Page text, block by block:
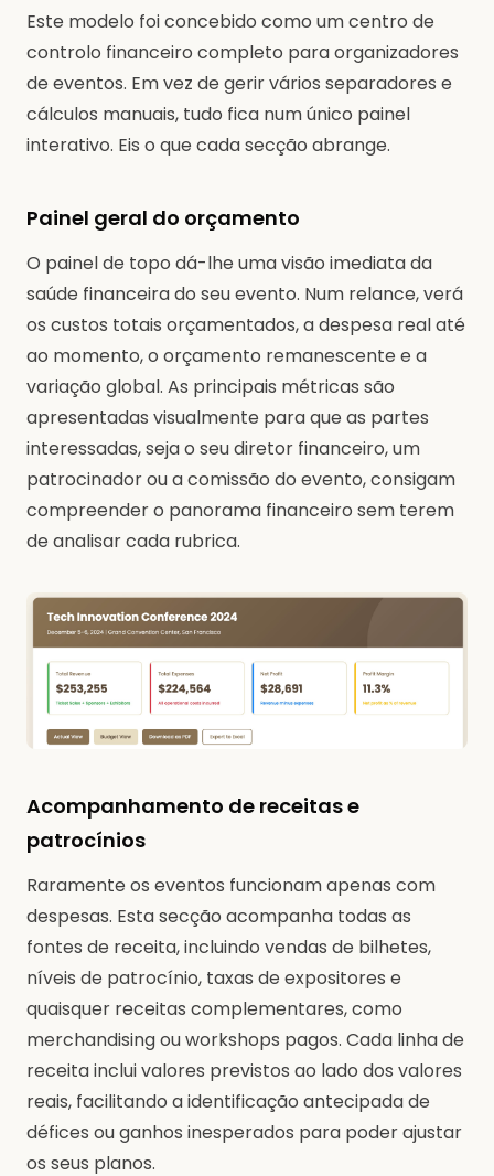
Este modelo foi concebido como um centro de
controlo financeiro completo para organizadores
de eventos. Em vez de gerir vários separadores e
cálculos manuais, tudo fica num único painel
interativo. Eis o que cada secção abrange.
Painel geral do orçamento
O painel de topo dá-lhe uma visão imediata da
saúde financeira do seu evento. Num relance, verá
os custos totais orçamentados, a despesa real até
ao momento, o orçamento remanescente e a
variação global. As principais métricas são
apresentadas visualmente para que as partes
interessadas, seja o seu diretor financeiro, um
patrocinador ou a comissão do evento, consigam
compreender o panorama financeiro sem terem
de analisar cada rubrica.
Acompanhamento de receitas e
patrocínios
Raramente os eventos funcionam apenas com
despesas. Esta secção acompanha todas as
fontes de receita, incluindo vendas de bilhetes,
níveis de patrocínio, taxas de expositores e
quaisquer receitas complementares, como
merchandising ou workshops pagos. Cada linha de
receita inclui valores previstos ao lado dos valores
reais, facilitando a identificação antecipada de
défices ou ganhos inesperados para poder ajustar
os seus planos.